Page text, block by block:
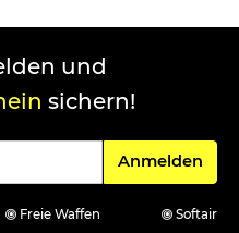
und
sichern!
Für den
Anmelden
Freie Waffen
Softair